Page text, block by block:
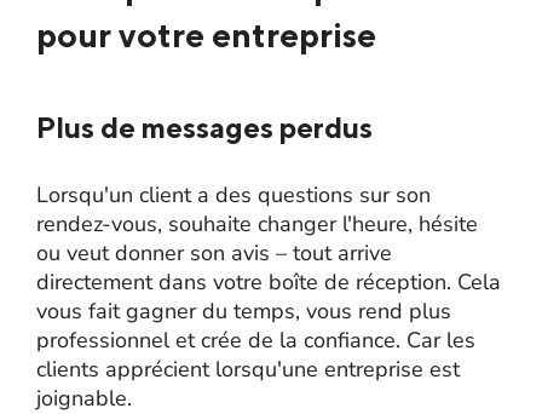
pour votre entreprise
Plus de messages perdus
Lorsqu'un client a des questions sur son
rendez-vous, souhaite changer l'heure, hésite
ou veut donner son avis – tout arrive
directement dans votre boîte de réception. Cela
vous fait gagner du temps, vous rend plus
professionnel et crée de la confiance. Car les
clients apprécient lorsqu'une entreprise est
joignable.